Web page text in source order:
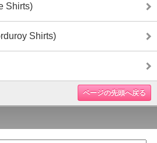
Shirts)
Shirts)
ページの先頭へ戻る